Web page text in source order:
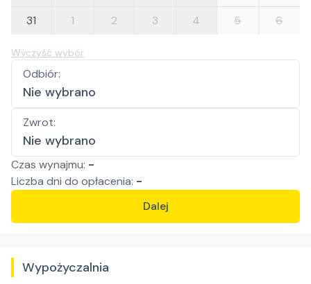
31
1 2 3 4 5 6
Wyczyść wybór
Odbiór:
Nie wybrano
Zwrot:
Nie wybrano
Czas wynajmu: -
Liczba dni do opłacenia: -
Dalej
Wypożyczalnia